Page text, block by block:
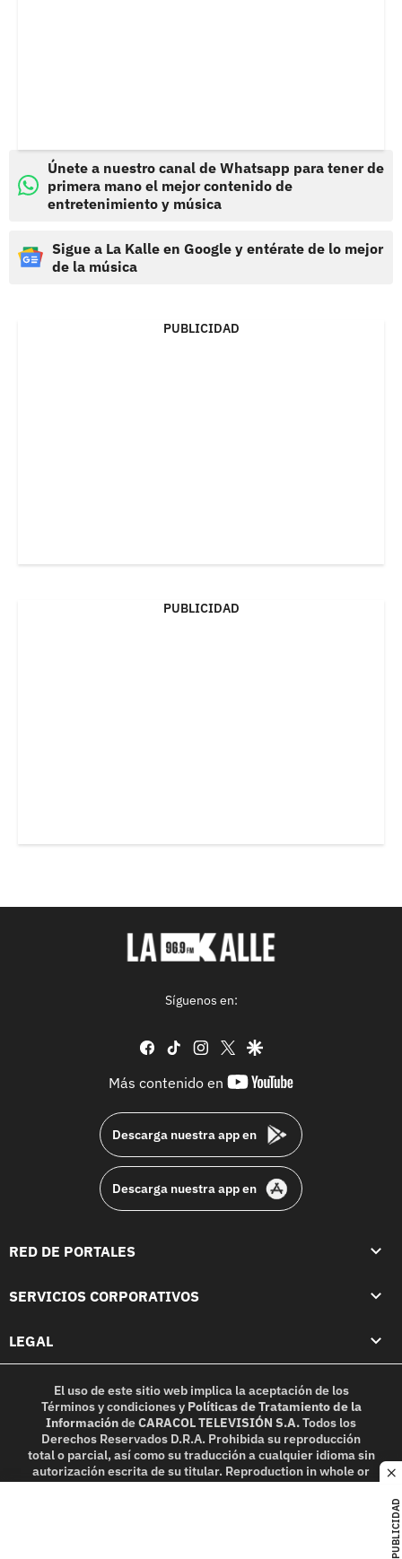
PUBLICIDAD
Únete a nuestro canal de Whatsapp para tener de
primera mano el mejor contenido de
entretenimiento y música
Sigue a La Kalle en Google y entérate de lo mejor
de la música
PUBLICIDAD
PUBLICIDAD
Síguenos en:
facebook
tiktok instagram
twittergoogle
Más contenido en
youtube-
Descarga nuestra app en
Descarga nuestra app en
RED DE PORTALES
SERVICIOS CORPORATIVOS
LEGAL
El uso de este sitio web implica la aceptación de los
Términos y condicionesy Políticas de Tratamiento de la
InformacióndeCARACOL TELEVISIÓN S.A.Todos los
Derechos Reservados D.R.A. Prohibida su reproducción
total o parcial, así como su traducción a cualquier idioma sin
autorización escrita de su titular. Reproduction in whole or
in part, or translation without written permission is